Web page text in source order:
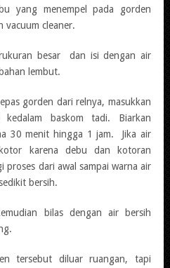
yang menempel pada gorden
vacuum cleaner.
besar dan isi dengan air
lembut.
gorden dari relnya, masukkan
baskom tadi. Biarkan
30 menit hingga 1 jam. Jika air
karena debu dan kotoran
proses dari awal sampai warna air
bersih.
bilas dengan air bersih
tersebut diluar ruangan, tapi